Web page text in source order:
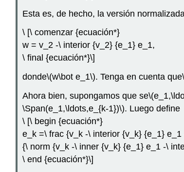
Esta es, de hecho, la versión
\ [\ comenzar {ecuación*}
w = v_2 -\ interior {v_2} {e_1} e_1,
\ final {ecuación*}\]
donde\(w\bot e_1\). Tenga en cuenta que
Ahora bien, supongamos que se
\Span(e_1,\ldots,e_{k-1})\). Luego define
\ [\ begin {ecuación*}
e_k =\ frac {v_k -\ interior {v_k} {e_1}
{\ norm {v_k -\ inner {v_k} {e_1} e_1 -\
\ end {ecuación*}\]